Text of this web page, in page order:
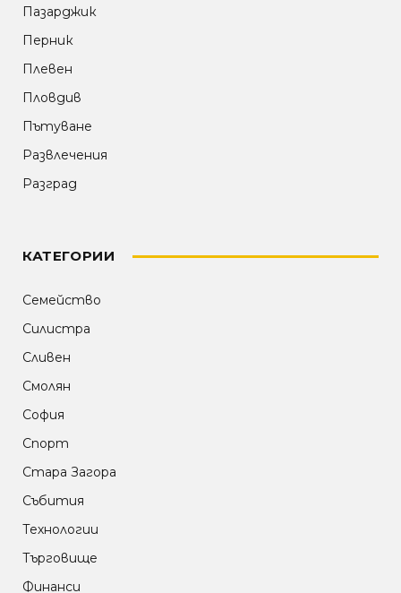
Пазарджик
Перник
Плевен
Пловдив
Пътуване
Развлечения
Разград
КАТЕГОРИИ
Семейство
Силистра
Сливен
Смолян
София
Спорт
Стара Загора
Събития
Технологии
Търговище
Финанси